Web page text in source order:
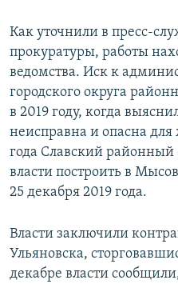
Как уточнили в пресс-
прокуратуры, работы
ведомства. Иск к
городского округа
в 2019 году, когда
неисправна и опасна
года Славский районный
власти построить в
25 декабря 2019 года.
Власти заключили
Ульяновска,
декабре власти